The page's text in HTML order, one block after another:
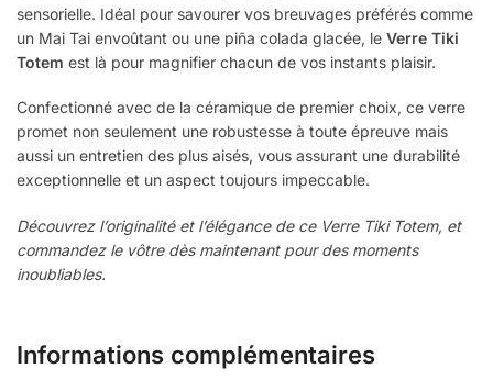
sensorielle. Idéal pour savourer vos breuvages préférés comme
un Mai Tai envoûtant ou une piña colada glacée, le Verre Tiki
Totem est là pour magnifier chacun de vos instants plaisir.
Confectionné avec de la céramique de premier choix, ce verre
promet non seulement une robustesse à toute épreuve mais
aussi un entretien des plus aisés, vous assurant une durabilité
exceptionnelle et un aspect toujours impeccable.
Découvrez l’originalité et l’élégance de ce Verre Tiki Totem, et
commandez le vôtre dès maintenant pour des moments
inoubliables.
Informations complémentaires